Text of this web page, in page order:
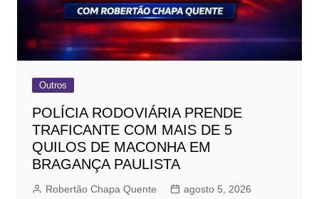
Outros
POLÍCIA RODOVIÁRIA PRENDE
TRAFICANTE COM MAIS DE 5
QUILOS DE MACONHA EM
BRAGANÇA PAULISTA
Robertão Chapa Quente
agosto 5, 2026